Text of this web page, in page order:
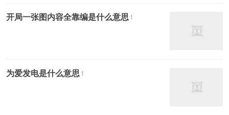
开局一张图内容全靠编是什么意思1
为爱发电是什么意思1